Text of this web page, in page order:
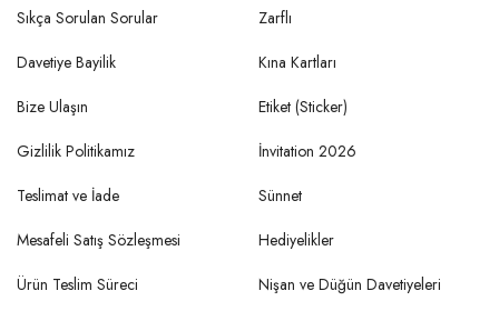
Sıkça Sorulan Sorular
Davetiye Bayilik
Bize Ulaşın
Gizlilik Politikamız
Teslimat ve İade
Mesafeli Satış Sözleşmesi
Ürün Teslim Süreci
Zarflı
Kına Kartları
Etiket (Sticker)
İnvitation 2026
Sünnet
Hediyelikler
Nişan ve Düğün Davetiyeleri